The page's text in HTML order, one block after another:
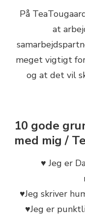
På
at
meget vigtigt
og at det vil
10 gode
med mig /
♥ Jeg er
♥Jeg skriver
♥Jeg er